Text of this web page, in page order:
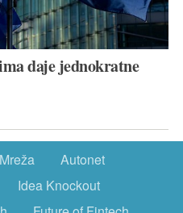
daje jednokratne
Mreža
Autonet
Idea Knockout